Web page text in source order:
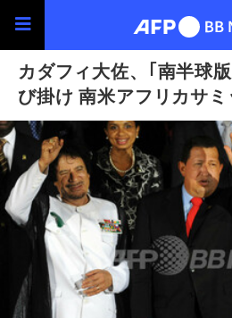
カダフィ大佐、｢南半球
び掛け 南米アフリカサミ